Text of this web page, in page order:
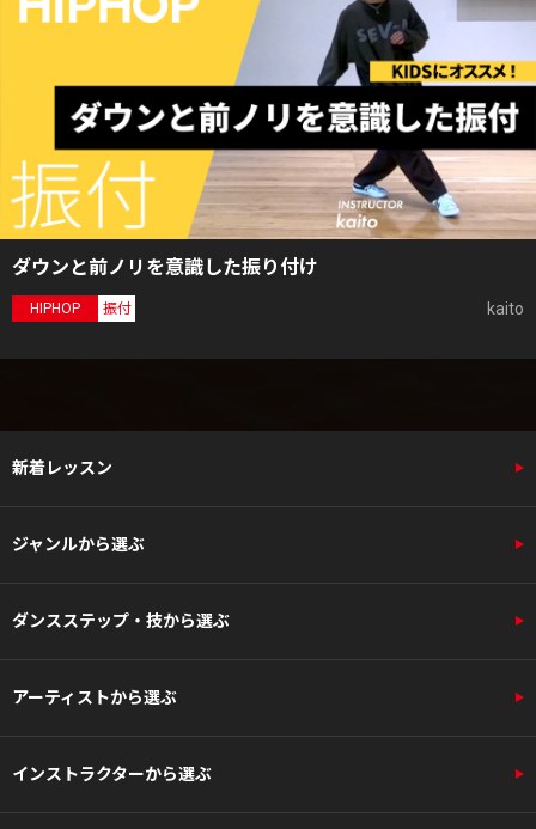
ダウンと前ノリを意識した振り付け
HIPHOP 振付 kaito
新着レッスン
ジャンルから選ぶ
ダンスステップ・技から選ぶ
アーティストから選ぶ
インストラクターから選ぶ